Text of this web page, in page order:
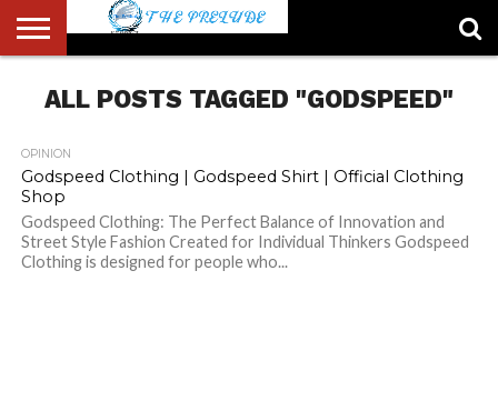
US
ACCOUNT
AUTHORS
LIST
FULL-
WIDTH
HOME
LATEST
NEWS
LOGIN
LOGOUT
MEMBERS
PASSWORD
RESET
REGISTER
SAMPLE
PAGE
TYPOGRAPHY
USER
ALL POSTS TAGGED "GODSPEED"
OPINION
Godspeed Clothing | Godspeed Shirt | Official Clothing
Shop
Godspeed Clothing: The Perfect Balance of Innovation and
Street Style Fashion Created for Individual Thinkers Godspeed
Clothing is designed for people who...